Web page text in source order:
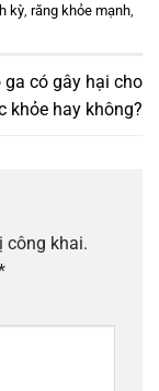
kỳ, răng khỏe mạnh,
ga có gây hại cho
khỏe hay không?
công khai.